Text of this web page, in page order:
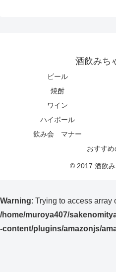
酒飲みち
ビール
焼酎
ワイン
ハイボール
飲み会 マナー
おすす
© 2017 酒飲
Warning: Trying to access array
/home/muroya407/
-content/plugins/amazonjs/